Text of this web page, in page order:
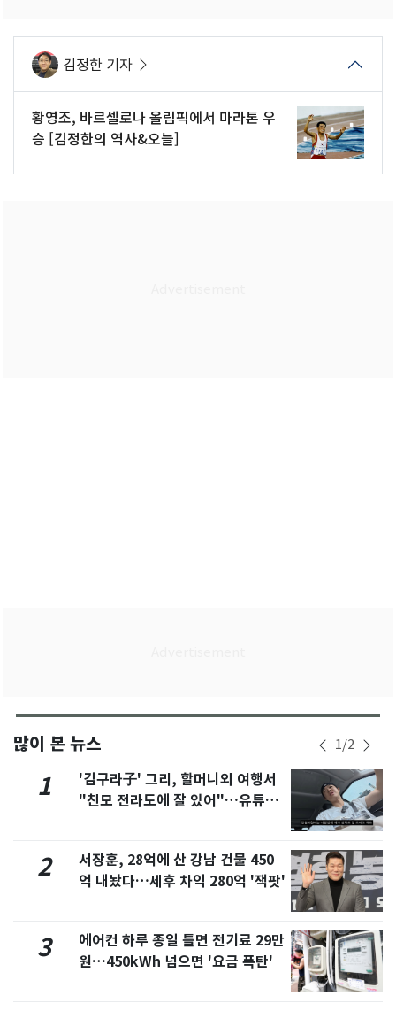
김정한 기자
황영조, 바르셀로나 올림픽에서 마라톤 우
승 [김정한의 역사&오늘]
많이 본 뉴스 1/2
1
'김구라子' 그리, 할머니외 여행서
"친모 전라도에 잘 있어"…유튜브
2
서장훈, 28억에 산 강남 건물 450
억 내놨다…세후 차익 280억 '잭팟'
3
에어컨 하루 종일 틀면 전기료 29만
원…450kWh 넘으면 '요금 폭탄'